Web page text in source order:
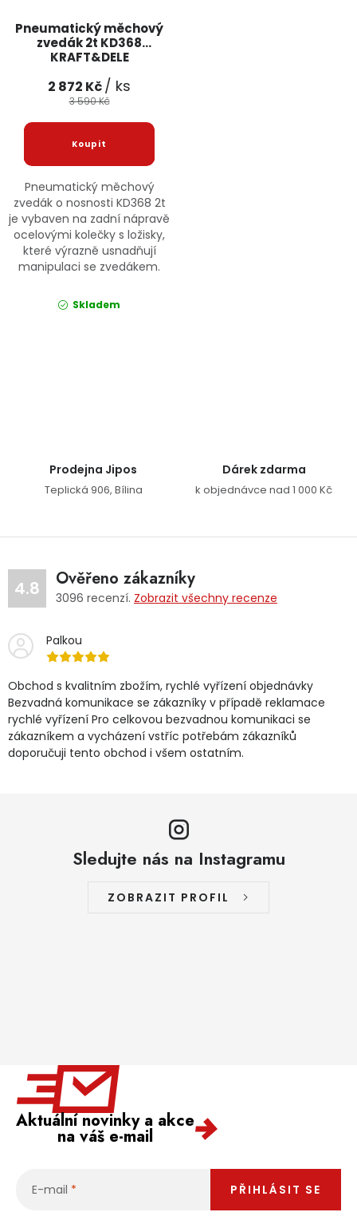
Pneumatický měchový
zvedák 2t KD368
KRAFT&DELE
2 872 Kč/ ks
3 590 Kč
Pneumatický měchový
zvedák o nosnosti KD368 2t
je vybaven na zadní nápravě
ocelovými kolečky s ložisky,
které výrazně usnadňují
manipulaci se zvedákem.
Skladem
Prodejna Jipos
Teplická 906, Bílina
Dárek zdarma
k objednávce nad 1 000 Kč
4.8 Ověřeno zákazníky
3096 recenzí. Zobrazit všechny recenze
Palkou
Obchod s kvalitním zbožím, rychlé vyřízení objednávky
Bezvadná komunikace se zákazníky v případě reklamace
rychlé vyřízení Pro celkovou bezvadnou komunikaci se
zákazníkem a vycházení vstříc potřebám zákazníků
doporučuji tento obchod i všem ostatním.
Sledujte nás na Instagramu
ZOBRAZIT PROFIL
Aktuální novinky a akce
na váš e-mail
E-mail PŘIHLÁSIT SE